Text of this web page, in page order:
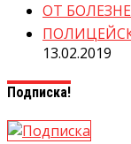
ОТ
13.02.2019
Подписка!